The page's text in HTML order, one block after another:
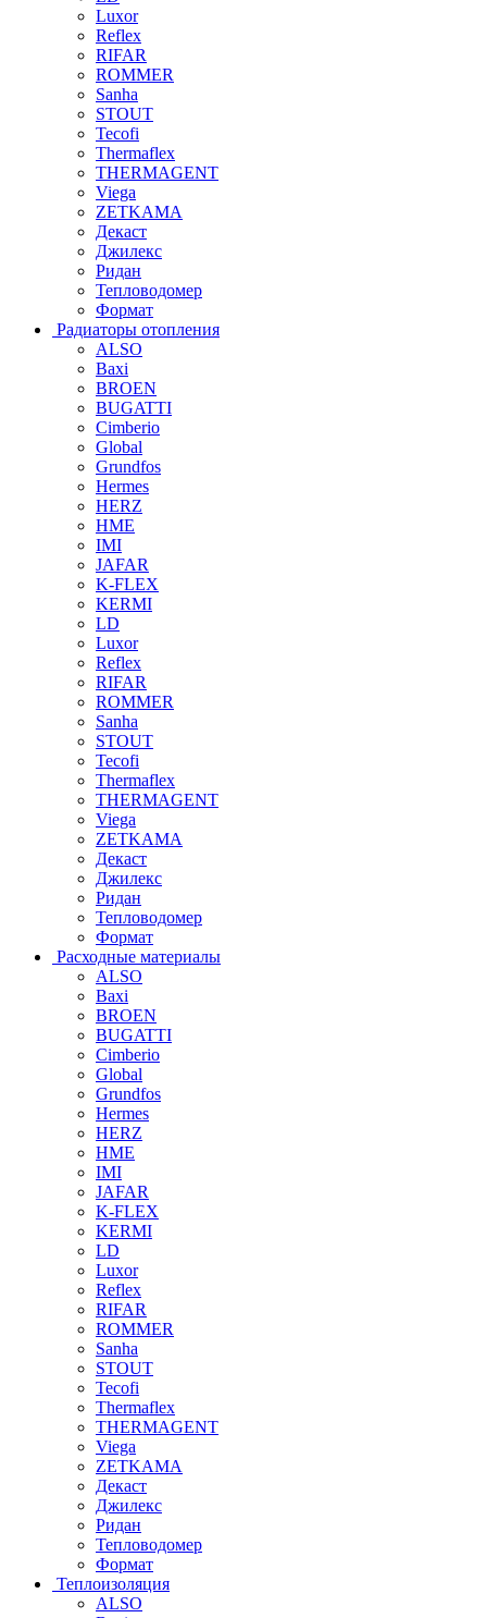
Luxor
Reflex
RIFAR
ROMMER
Sanha
STOUT
Tecofi
Thermaflex
THERMAGENT
Viega
ZETKAMA
Декаст
Джилекс
Ридан
Тепловодомер
Формат
Радиаторы отопления
ALSO
Baxi
BROEN
BUGATTI
Cimberio
Global
Grundfos
Hermes
HERZ
HME
IMI
JAFAR
K-FLEX
KERMI
LD
Luxor
Reflex
RIFAR
ROMMER
Sanha
STOUT
Tecofi
Thermaflex
THERMAGENT
Viega
ZETKAMA
Декаст
Джилекс
Ридан
Тепловодомер
Формат
Расходные материалы
ALSO
Baxi
BROEN
BUGATTI
Cimberio
Global
Grundfos
Hermes
HERZ
HME
IMI
JAFAR
K-FLEX
KERMI
LD
Luxor
Reflex
RIFAR
ROMMER
Sanha
STOUT
Tecofi
Thermaflex
THERMAGENT
Viega
ZETKAMA
Декаст
Джилекс
Ридан
Тепловодомер
Формат
Теплоизоляция
ALSO